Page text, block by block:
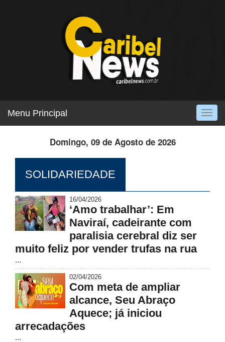
Menu Principal
Domingo, 09 de Agosto de 2026
SOLIDARIEDADE
16/04/2026
‘Amo trabalhar’: Em
Naviraí, cadeirante com
paralisia cerebral diz ser
muito feliz por vender trufas na rua
...
02/04/2026
Com meta de ampliar
alcance, Seu Abraço
Aquece; já iniciou
arrecadações
...